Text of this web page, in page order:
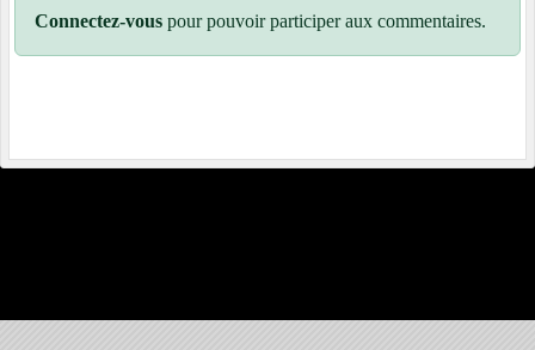
Connectez-vous pour pouvoir participer aux commentaires.